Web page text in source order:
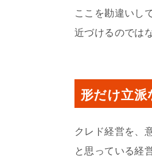
ここを勘違いし
近づけるのでは
形だけ立派
クレド経営を、
と思っている経